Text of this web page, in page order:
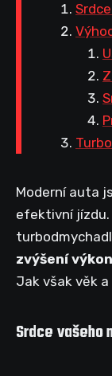
Moderní auta
efektivní
zvýšení
Jak však věk
Srdce vašeho